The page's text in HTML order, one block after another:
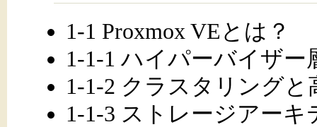
1-1 Proxmox VEとは？
1-1-1 ハイパーバイザ
1-1-2 クラスタリングと
1-1-3 ストレージアーキ